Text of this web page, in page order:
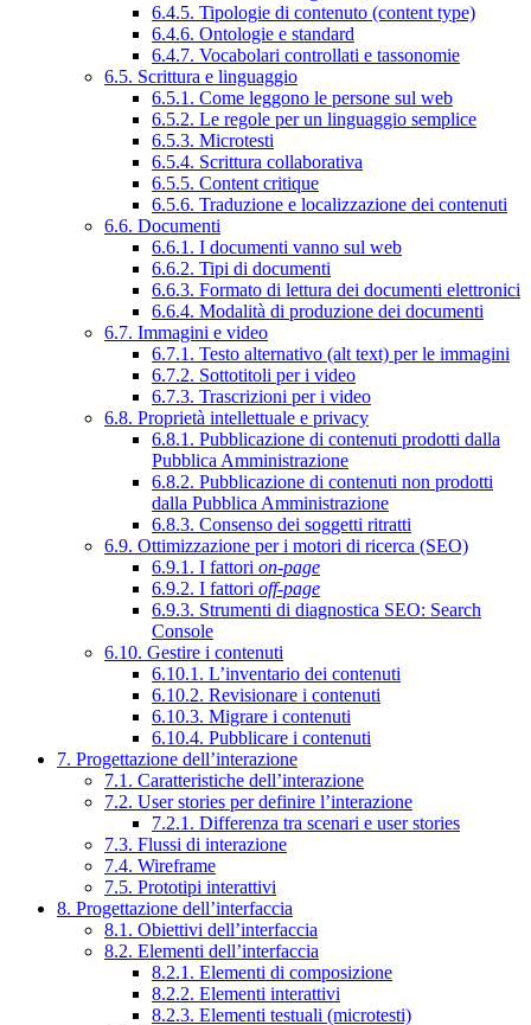
6.4.5. Tipologie di contenuto (content type)
6.4.6. Ontologie e standard
6.4.7. Vocabolari controllati e tassonomie
6.5. Scrittura e linguaggio
6.5.1. Come leggono le persone sul web
6.5.2. Le regole per un linguaggio semplice
6.5.3. Microtesti
6.5.4. Scrittura collaborativa
6.5.5. Content critique
6.5.6. Traduzione e localizzazione dei contenuti
6.6. Documenti
6.6.1. I documenti vanno sul web
6.6.2. Tipi di documenti
6.6.3. Formato di lettura dei documenti elettronici
6.6.4. Modalità di produzione dei documenti
6.7. Immagini e video
6.7.1. Testo alternativo (alt text) per le immagini
6.7.2. Sottotitoli per i video
6.7.3. Trascrizioni per i video
6.8. Proprietà intellettuale e privacy
6.8.1. Pubblicazione di contenuti prodotti dalla
Pubblica Amministrazione
6.8.2. Pubblicazione di contenuti non prodotti
dalla Pubblica Amministrazione
6.8.3. Consenso dei soggetti ritratti
6.9. Ottimizzazione per i motori di ricerca (SEO)
6.9.1. I fattori on-page
6.9.2. I fattori off-page
6.9.3. Strumenti di diagnostica SEO: Search
Console
6.10. Gestire i contenuti
6.10.1. L’inventario dei contenuti
6.10.2. Revisionare i contenuti
6.10.3. Migrare i contenuti
6.10.4. Pubblicare i contenuti
7. Progettazione dell’interazione
7.1. Caratteristiche dell’interazione
7.2. User stories per definire l’interazione
7.2.1. Differenza tra scenari e user stories
7.3. Flussi di interazione
7.4. Wireframe
7.5. Prototipi interattivi
8. Progettazione dell’interfaccia
8.1. Obiettivi dell’interfaccia
8.2. Elementi dell’interfaccia
8.2.1. Elementi di composizione
8.2.2. Elementi interattivi
8.2.3. Elementi testuali (microtesti)